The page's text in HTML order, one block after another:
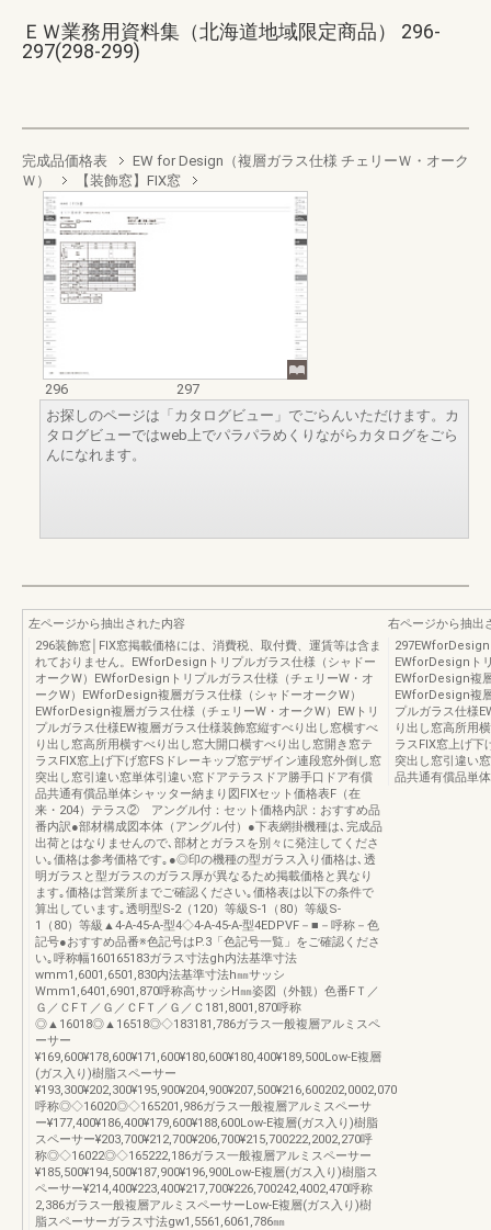
ＥＷ業務用資料集（北海道地域限定商品） 296-
297(298-299)
完成品価格表
EW for Design（複層ガラス仕様 チェリーＷ・オーク
Ｗ）
【装飾窓】FIX窓
296
297
お探しのページは「カタログビュー」でごらんいただけます。カ
タログビューではweb上でパラパラめくりながらカタログをごら
んになれます。
左ページから抽出された内容
296装飾窓│FIX窓掲載価格には、消費税、取付費、運賃等は含ま
れておりません。EWforDesignトリプルガラス仕様（シャドー
オークW）EWforDesignトリプルガラス仕様（チェリーW・オ
ークW）EWforDesign複層ガラス仕様（シャドーオークW）
EWforDesign複層ガラス仕様（チェリーW・オークW）EWトリ
プルガラス仕様EW複層ガラス仕様装飾窓縦すべり出し窓横すべ
り出し窓高所用横すべり出し窓大開口横すべり出し窓開き窓テ
ラスFIX窓上げ下げ窓FSドレーキップ窓デザイン連段窓外倒し窓
突出し窓引違い窓単体引違い窓ドアテラスドア勝手口ドア有償
品共通有償品単体シャッター納まり図FIXセット価格表F（在
来・204）テラス② アングル付：セット価格内訳：おすすめ品
番内訳●部材構成図本体（アングル付）●下表網掛機種は､完成品
出荷とはなりませんので､部材とガラスを別々に発注してくださ
い｡価格は参考価格です｡●◎印の機種の型ガラス入り価格は､透
明ガラスと型ガラスのガラス厚が異なるため掲載価格と異なり
ます｡価格は営業所までご確認ください｡価格表は以下の条件で
算出しています｡透明型S-2（120）等級S-1（80）等級S-
1（80）等級▲4-A-45-A-型4◇4-A-45-A-型4EDPVF－■－呼称－色
記号●おすすめ品番※色記号はP.3「色記号一覧」をご確認くださ
い｡呼称幅160165183ガラス寸法gh内法基準寸法
wmm1,6001,6501,830内法基準寸法h㎜サッシ
Wmm1,6401,6901,870呼称高サッシH㎜姿図（外観）色番FＴ／
Ｇ／ＣFＴ／Ｇ／ＣFＴ／Ｇ／Ｃ181,8001,870呼称
◎▲16018◎▲16518◎◇183181,786ガラス一般複層アルミスペ
ーサー
¥169,600¥178,600¥171,600¥180,600¥180,400¥189,500Low-E複層
(ガス入り)樹脂スペーサー
¥193,300¥202,300¥195,900¥204,900¥207,500¥216,600202,0002,070
呼称◎◇16020◎◇165201,986ガラス一般複層アルミスペーサ
ー¥177,400¥186,400¥179,600¥188,600Low-E複層(ガス入り)樹脂
スペーサー¥203,700¥212,700¥206,700¥215,700222,2002,270呼
称◎◇16022◎◇165222,186ガラス一般複層アルミスペーサー
¥185,500¥194,500¥187,900¥196,900Low-E複層(ガス入り)樹脂ス
ペーサー¥214,400¥223,400¥217,700¥226,700242,4002,470呼称
2,386ガラス一般複層アルミスペーサーLow-E複層(ガス入り)樹
脂スペーサーガラス寸法gw1,5561,6061,786㎜
右ページから抽出
EWforDesignト
EWforDesign複
EWforDesign複
プルガラス仕様
り出し窓高所用
ラスFIX窓上げ下
突出し窓引違い
品共通有償品単